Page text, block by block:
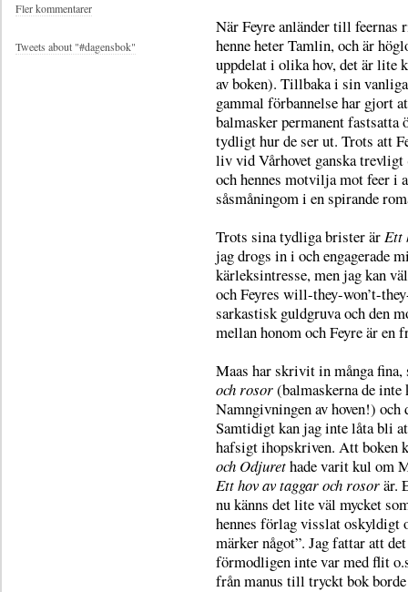
När Feyre anländer till feernas
henne heter Tamlin, och är
uppdelat i olika hov, det är lite
av boken). Tillbaka i sin
gammal förbannelse har gjort
balmasker permanent fastsatta
tydligt hur de ser ut. Trots att
liv vid Vårhovet ganska
och hennes motvilja mot feer i
såsmåningom i en spirande
Trots sina tydliga brister är Ett
jag drogs in i och engagerade
kärleksintresse, men jag kan
och Feyres will-they-won’t-
sarkastisk guldgruva och den
mellan honom och Feyre är en
Maas har skrivit in många
och rosor(balmaskerna de
Namngivningen av hoven!)
Samtidigt kan jag inte låta bli
hafsigt ihopskriven. Att boken
och Odjurethade varit kul om
Ett hov av taggar och rosorär.
nu känns det lite väl mycket
hennes förlag visslat oskyldigt
märker något”. Jag fattar att
förmodligen inte var med flit
från manus till tryckt bok borde
Fler kommentarer
Tweets about "#dagensbok"